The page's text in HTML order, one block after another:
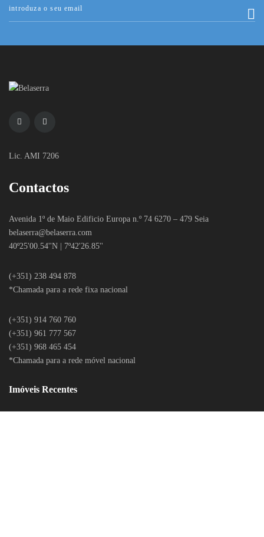
Lic. AMI 7206
Contactos
Avenida 1º de Maio Edificio Europa n.º 74 6270 – 479 Seia
belaserra@belaserra.com
40º25'00.54''N | 7º42'26.85''
(+351) 238 494 878
*Chamada para a rede fixa nacional
(+351) 914 760 760
(+351) 961 777 567
(+351) 968 465 454
*Chamada para a rede móvel nacional
Imóveis Recentes